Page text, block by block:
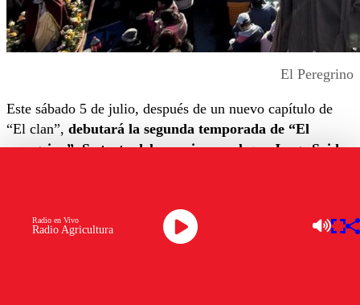
El Peregrino
Este sábado 5 de julio, después de un nuevo capítulo de
“El clan”, debutará la segunda temporada de “El
peregrino”. Se trata del espacio con el que Jorge Said
específicamente, se realizan relevantes peregrinaciones en
países de los cinco continentes.
Radio Agricultura
Radio en Vivo